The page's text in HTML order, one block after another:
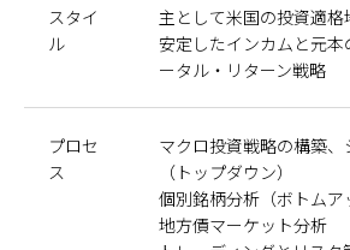
スタイ
ル
主として米国の投資適格
安定したインカムと元本
ータル・リターン戦略
プロセ
ス
マクロ投資戦略の構築
（トップダウン）
個別銘柄分析（ボトムア
地方債マーケット分析